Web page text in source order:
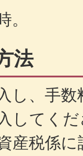
法
し、手
してく
産税係